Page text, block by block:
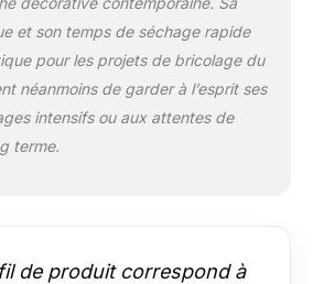
& Escaliers, Couleur :
Gris Tendance,
Aspect : Satin,
Quantité : 2.5L, Art. :
5324771
et son temps de séchage rapide
pour les projets de bricolage du
néanmoins de garder à l’esprit ses
intensifs ou aux attentes de
terme.
de produit correspond à